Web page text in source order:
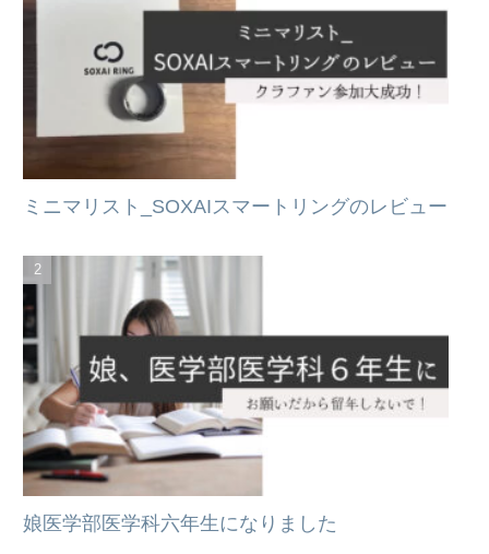
ミニマリスト_SOXAIスマートリングのレビュー
娘医学部医学科六年生になりました